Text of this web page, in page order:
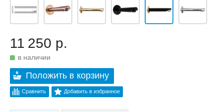
11 250 р.
в наличии
Положить в корзину
Сравнить Добавить в избранное